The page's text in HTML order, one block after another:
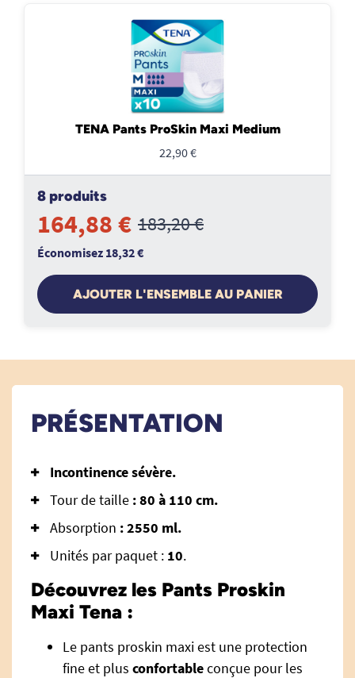
TENA Pants ProSkin Maxi Medium
22,90 €
8 produits
164,88 € 183,20 €
Économisez 18,32 €
AJOUTER L'ENSEMBLE AU PANIER
PRÉSENTATION
Incontinence sévère.
Tour de taille : 80 à 110 cm.
Absorption : 2550 ml.
Unités par paquet : 10.
Découvrez les Pants Proskin
Maxi Tena :
Le pants proskin maxi est une protection
fine et plus confortableconçue pour les